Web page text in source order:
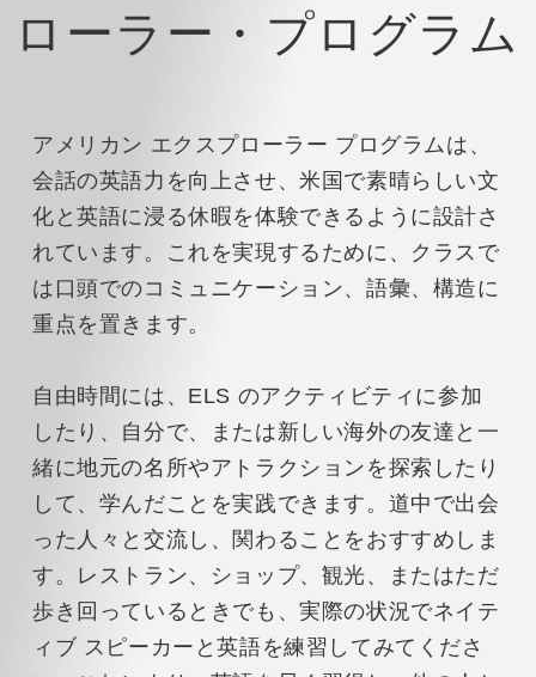
ローラー・プログラム
アメリカン エクスプローラー プログラムは、
会話の英語力を向上させ、米国で素晴らしい文
化と英語に浸る休暇を体験できるように設計さ
れています。これを実現するために、クラスで
は口頭でのコミュニケーション、語彙、構造に
重点を置きます。
自由時間には、ELS のアクティビティに参加
したり、自分で、または新しい海外の友達と一
緒に地元の名所やアトラクションを探索したり
して、学んだことを実践できます。道中で出会
った人々と交流し、関わることをおすすめしま
す。レストラン、ショップ、観光、またはただ
歩き回っているときでも、実際の状況でネイテ
ィブ スピーカーと英語を練習してみてくださ